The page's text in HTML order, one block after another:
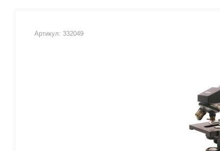
Артикул: 332049